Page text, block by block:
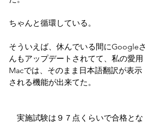
ちゃんと循環している。
そういえば、休んでいる間にGoogleさ
んもアップデートされてて、私の愛用
Macでは、そのまま日本語翻訳が表示
される機能が出来てた。
実施試験は９７点くらいで合格とな